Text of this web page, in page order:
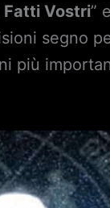
Fatti Vostri”
segno
più